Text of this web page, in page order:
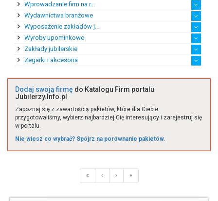
Wprowadzanie firm na r...
Ekspert ds. handlu zag...
Rynek afrykański
Rynek amerykański
Rynek australijski
Rynek azjatycki
Rynek europejski
Wydawnictwa branżowe
Katalogi branżowe
Prasa branżowa
Wyposażenie zakładów j...
Maszyny jubilerskie
Narzędzia i akcesoria
Pozostałe wyposażenie
Sprzęt jubilerski
Wyroby upominkowe
Eksport wyrobów upomin...
Handel detaliczny wyro...
Handel hurtowy wyrobam...
Import wyrobów upomink...
Produkcja wyrobów upom...
Zakłady jubilerskie
Producent biżuterii sa...
Producent biżuterii st...
Producent sztucznej bi...
Przetwórstwo kamieni s...
Twórca biżuterii na za...
Twórca biżuterii z bur...
Twórca unikatowej biżu...
Zakład srebrniczy
Zakład złotniczy
Zakłady jubilerskie po...
Zegarki i akcesoria
Dodaj swoją firmę do Katalogu Firm portalu
Jubilerzy.Info.pl
Zapoznaj się z zawartością pakietów, które dla Ciebie
przygotowaliśmy, wybierz najbardziej Cię interesujący i zarejestruj się
w portalu.
Nie wiesz co wybrać? Spójrz na porównanie pakietów.
« ‹ › »